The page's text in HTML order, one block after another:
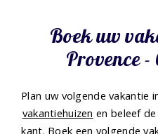
Boek uw
Provence
Plan uw volgende vakantie
vakantiehuizen en beleef
kant. Boek een volgende